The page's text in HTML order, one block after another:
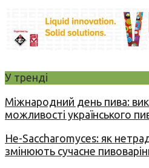
У тренді
Міжнародний день пива:
можливості українського
Не-Saccharomyces: як
змінюють сучасне